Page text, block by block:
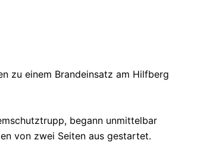
zu einem Brandeinsatz am Hilfberg
begann unmittelbar
von zwei Seiten aus gestartet.